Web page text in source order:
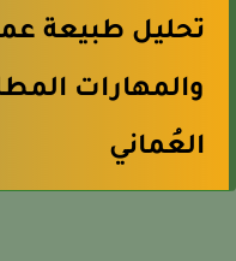
والمهارات
العُماني